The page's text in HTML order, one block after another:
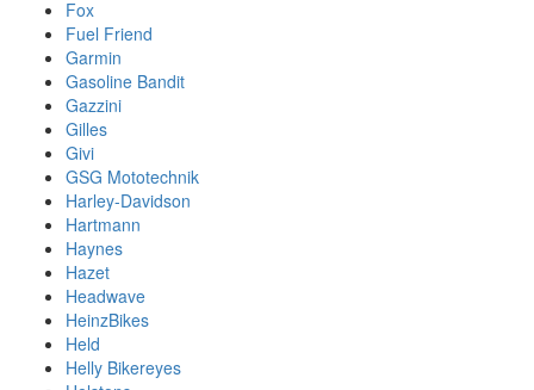
Fox
Fuel Friend
Garmin
Gasoline Bandit
Gazzini
Gilles
Givi
GSG Mototechnik
Harley-Davidson
Hartmann
Haynes
Hazet
Headwave
HeinzBikes
Held
Helly Bikereyes